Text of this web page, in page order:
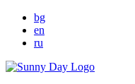
bg
en
ru